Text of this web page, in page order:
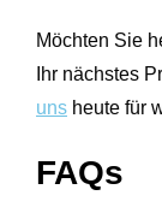
Möchten Sie
Ihr nächstes
uns heute für
FAQs